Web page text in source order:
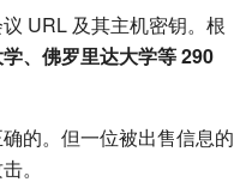
URL 及其主机密钥。根
、佛罗里达大学等 290
的。但一位被出售信息的
。